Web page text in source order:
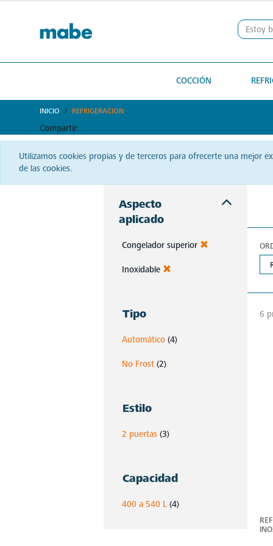
COCCIÓN
INICIO REFRIGERACION
Compartir:
Utilizamos cookies propias y de terceros para ofrecerte una mejor
de las cookies.
Aspecto
aplicado
Congelador superior
Inoxidable
Tipo
Automático (4)
No Frost (2)
Estilo
2 puertas (3)
Capacidad
400 a 540 L (4)
6